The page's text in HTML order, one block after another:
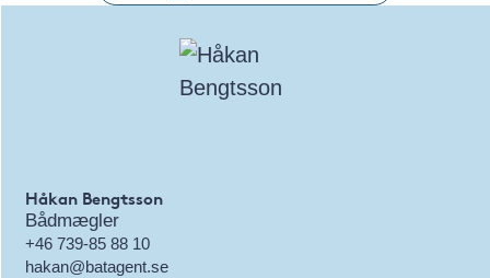
Håkan Bengtsson
Bådmægler
+46 739-85 88 10
hakan@batagent.se